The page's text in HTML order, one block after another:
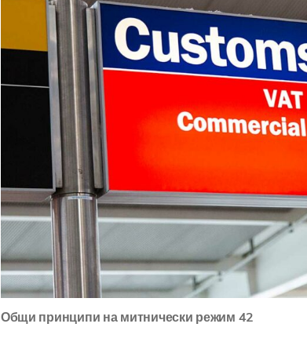
Общи принципи на митнически режим 42